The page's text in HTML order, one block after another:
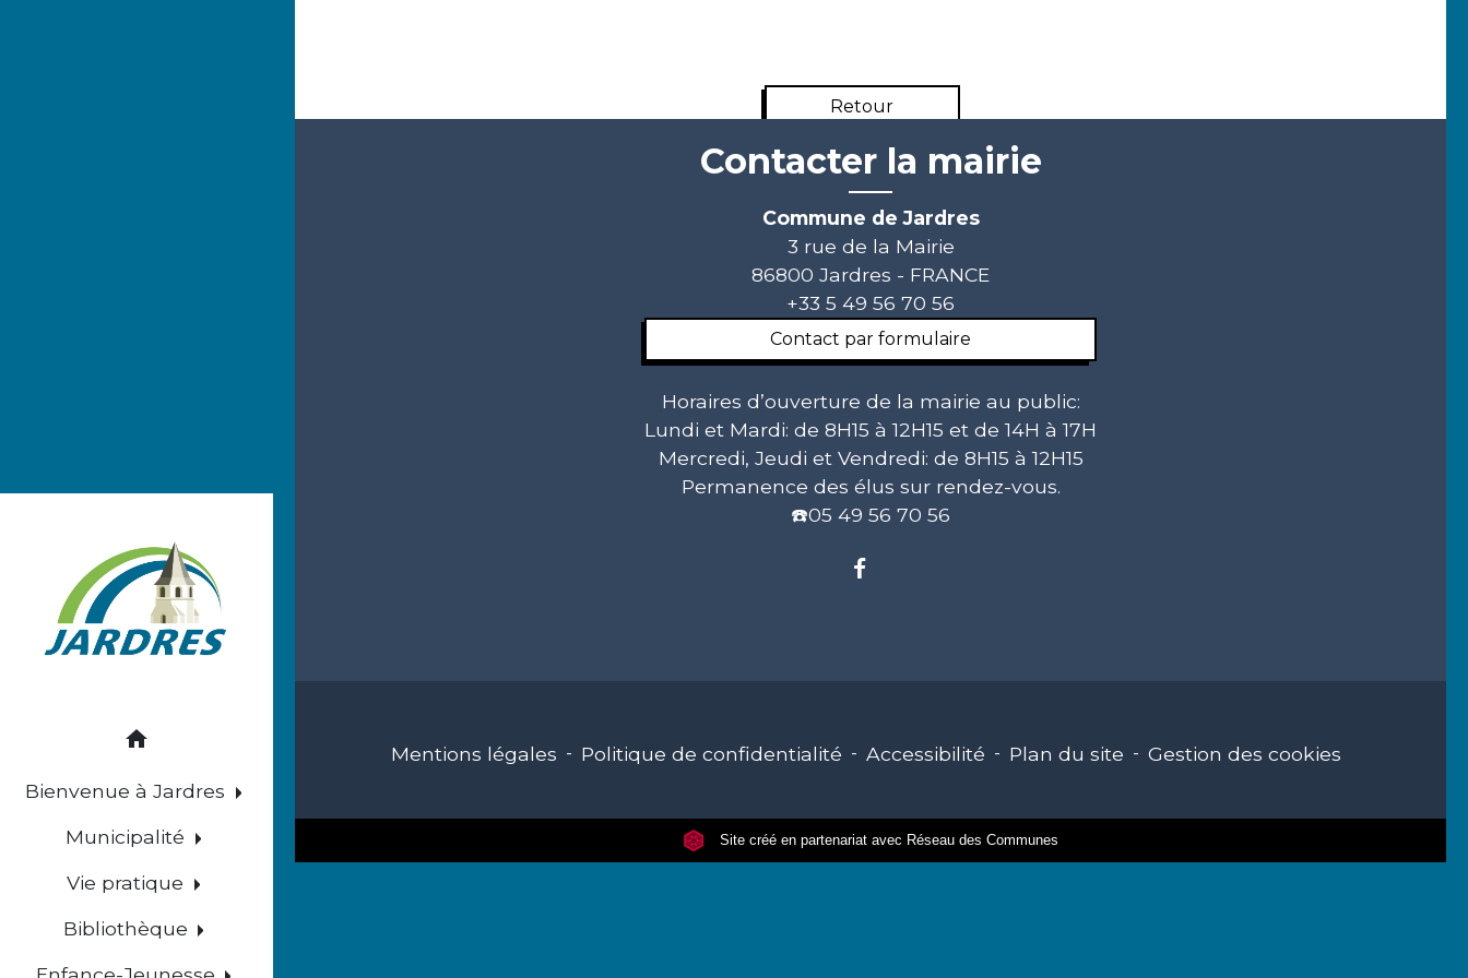
home
Bienvenue à Jardres
Municipalité
Vie pratique
Bibliothèque
Retour
Contacter la mairie
Commune de Jardres
3 rue de la Mairie
86800 Jardres - FRANCE
+33 5 49 56 70 56
Contact par formulaire
Horaires d’ouverture de la mairie au public:
Lundi et Mardi: de 8H15 à 12H15 et de 14H à 17H
Mercredi, Jeudi et Vendredi: de 8H15 à 12H15
Permanence des élus sur rendez-vous.
☎️05 49 56 70 56
Mentions légales - Politique de confidentialité - Accessibilité - Plan du site - Gestion des cookies
Site créé en partenariat avec Réseau des Communes